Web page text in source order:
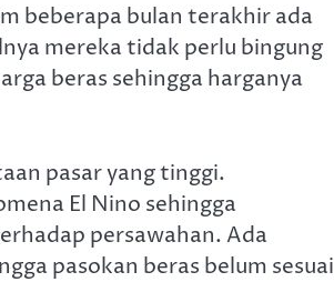
beberapa bulan terakhir ada
mereka tidak perlu bingung
beras sehingga harganya
pasar yang tinggi.
El Nino sehingga
persawahan. Ada
pasokan beras belum sesuai